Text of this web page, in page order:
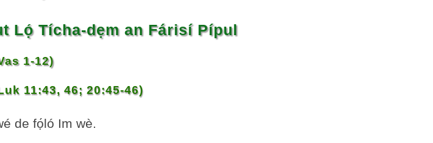
Lọ́ Tícha-dẹm an Fárisí Pípul
1-12)
11:43, 46; 20:45-46)
de fọ́ló Im wè.